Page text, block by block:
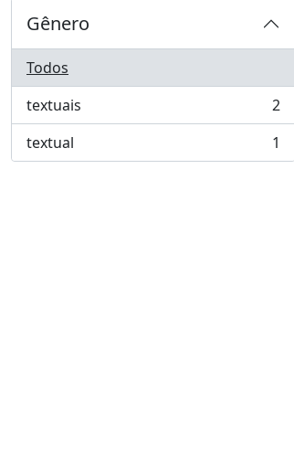
Gênero
Todos
textuais
, 2 resultados
2
textual
, 1 resultados 1